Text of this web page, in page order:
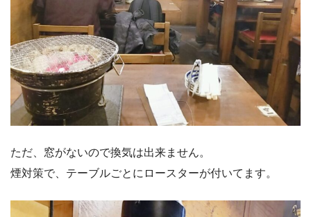
ただ、窓がないので換気は出来ません。
煙対策で、テーブルごとにロースターが付いてます。